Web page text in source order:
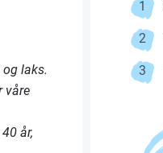
laks.
våre
år,
1
2
3